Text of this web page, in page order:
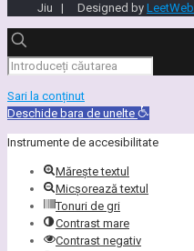
Jiu | Designed by LeetWeb
Sari la conținut
Deschide bara de unelte
Instrumente de accesibilitate
Mărește textul
Micșorează textul
Tonuri de gri
Contrast mare
Contrast negativ